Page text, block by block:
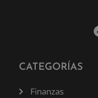
CATEGORÍAS
Finanzas